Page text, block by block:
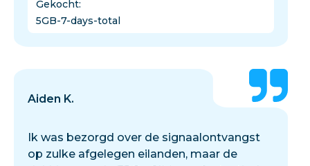
Gekocht:
5GB-7-days-total
Aiden K.
Ik was bezorgd over de signaalontvangst
op zulke afgelegen eilanden, maar de